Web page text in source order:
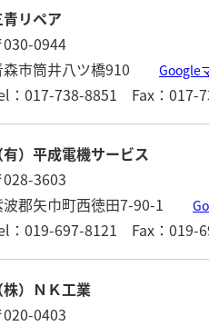
青リペア
030-0944
森市筒井八ツ橋910
Google
：017-738-8851 Fax：017-
有）平成電機サービス
028-3603
波郡矢巾町西徳田7-90-1
：019-697-8121 Fax：019-
株）ＮＫ工業
020-0403